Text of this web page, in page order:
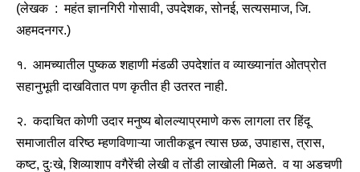
(लेखक : महंत ज्ञानगिरी गोसावी, उपदेशक, सोनई, सत्यसमाज, जि.
अहमदनगर.)
१. आमच्यातील पुष्कळ शहाणी मंडळी उपदेशांत व व्याख्यानांत ओतप्रोत
सहानुभूती दाखवितात पण कृतीत ही उतरत नाही.
२. कदाचित कोणी उदार मनुष्य बोलल्याप्रमाणे करू लागला तर हिंदू
समाजातील वरिष्ठ म्हणविणाऱ्या जातीकडून त्यास छळ, उपाहास, त्रास,
कष्ट, दुःखे, शिव्याशाप वगैरेंची लेखी व तोंडी लाखोली मिळते. व या अडचणी